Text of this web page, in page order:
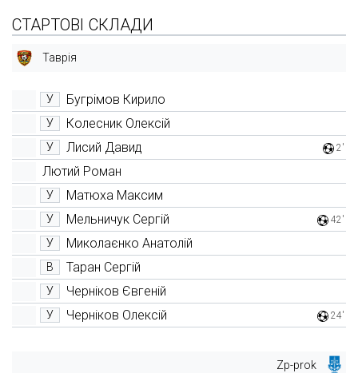
СТАРТОВІ СКЛАДИ
Таврія
У Бугрімов Кирило
У Колесник Олексій
У Лисий Давид 2'
Лютий Роман
У Матюха Максим
У Мельничук Сергій 42'
У Миколаєнко Анатолій
В Таран Сергій
У Черніков Євгеній
У Черніков Олексій 24'
Zp-prok